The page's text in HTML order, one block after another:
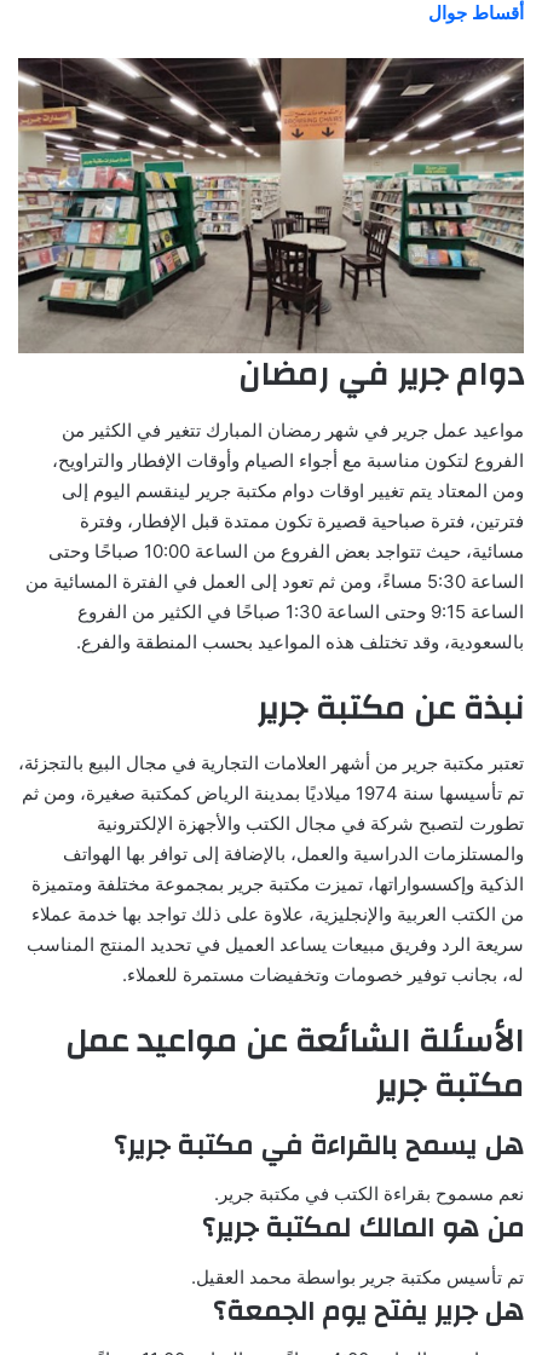
أقساط جوال
دوام جرير في رمضان
مواعيد عمل جرير في شهر رمضان المبارك تتغير في الكثير من
الفروع لتكون مناسبة مع أجواء الصيام وأوقات الإفطار والتراويح،
ومن المعتاد يتم تغيير اوقات دوام مكتبة جرير لينقسم اليوم إلى
فترتين، فترة صباحية قصيرة تكون ممتدة قبل الإفطار، وفترة
مسائية، حيث تتواجد بعض الفروع من الساعة 10:00 صباحًا وحتى
الساعة 5:30 مساءً، ومن ثم تعود إلى العمل في الفترة المسائية من
الساعة 9:15 وحتى الساعة 1:30 صباحًا في الكثير من الفروع
بالسعودية، وقد تختلف هذه المواعيد بحسب المنطقة والفرع.
نبذة عن مكتبة جرير
تعتبر مكتبة جرير من أشهر العلامات التجارية في مجال البيع بالتجزئة،
تم تأسيسها سنة 1974 ميلاديًا بمدينة الرياض كمكتبة صغيرة، ومن ثم
تطورت لتصبح شركة في مجال الكتب والأجهزة الإلكترونية
والمستلزمات الدراسية والعمل، بالإضافة إلى توافر بها الهواتف
الذكية وإكسسواراتها، تميزت مكتبة جرير بمجموعة مختلفة ومتميزة
من الكتب العربية والإنجليزية، علاوة على ذلك تواجد بها خدمة عملاء
سريعة الرد وفريق مبيعات يساعد العميل في تحديد المنتج المناسب
له، بجانب توفير خصومات وتخفيضات مستمرة للعملاء.
الأسئلة الشائعة عن مواعيد عمل
مكتبة جرير
هل يسمح بالقراءة في مكتبة جرير؟
نعم مسموح بقراءة الكتب في مكتبة جرير.
من هو المالك لمكتبة جرير؟
تم تأسيس مكتبة جرير بواسطة محمد العقيل.
هل جرير يفتح يوم الجمعة؟